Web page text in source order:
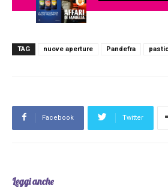
TAG nuove aperture Pandefra
Facebook Twitter
Leggi anche